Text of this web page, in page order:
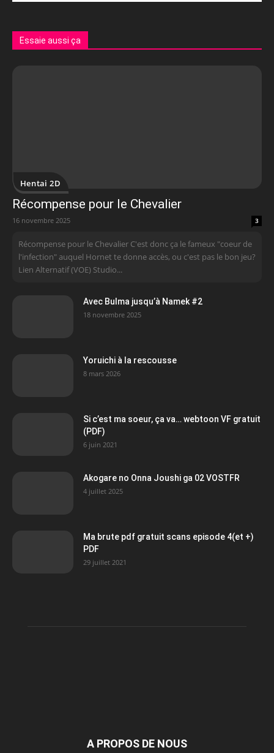
Essaie aussi ça
Hentai 2D
Récompense pour le Chevalier
16 novembre 2025 3
Récompense pour le Chevalier C'est donc ça le fameux "coeur de
l'infection" auquel Hornet te donne accès, ou c'est pas le bon jeu?
Lien Alternatif (VOE) Studio...
Avec Bulma jusqu’à Namek #2
18 novembre 2025
Yoruichi à la rescousse
8 mars 2026
Si c’est ma soeur, ça va… webtoon VF gratuit
(PDF)
6 juin 2021
Akogare no Onna Joushi ga 02 VOSTFR
4 juillet 2025
Ma brute pdf gratuit scans episode 4(et +)
PDF
29 juillet 2021
A PROPOS DE NOUS